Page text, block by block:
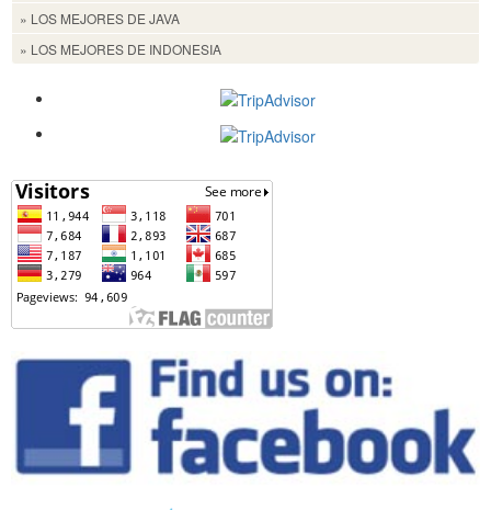
» LOS MEJORES DE JAVA
» LOS MEJORES DE INDONESIA